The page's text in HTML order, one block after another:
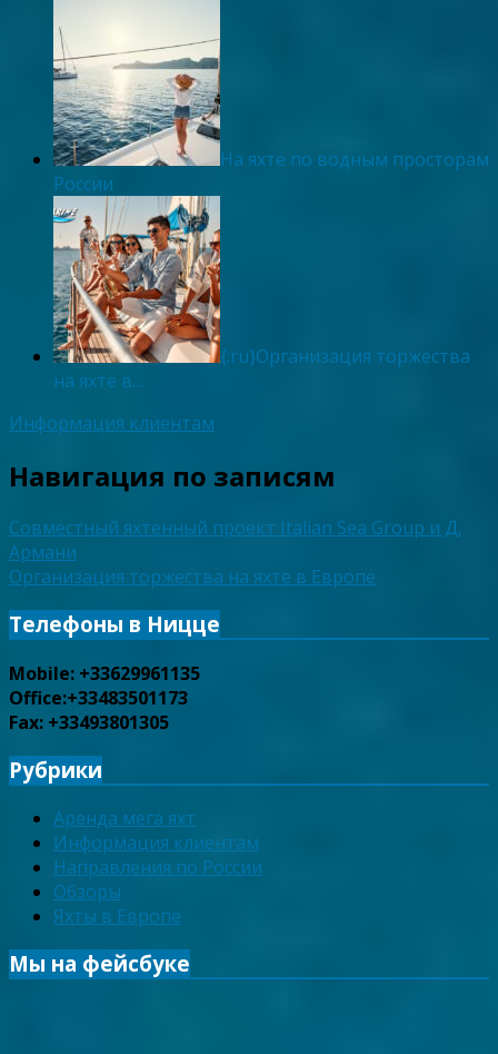
На яхте по водным просторам
России
{:ru}Организация торжества
на яхте в…
Информация клиентам
Навигация по записям
Совместный яхтенный проект Italian Sea Group и Д.
Армани
Организация торжества на яхте в Европе
Телефоны в Ницце
Mobile: +33629961135
Office:+33483501173
Fax: +33493801305
Рубрики
Аренда мега яхт
Информация клиентам
Направления по России
Обзоры
Яхты в Европе
Мы на фейсбуке